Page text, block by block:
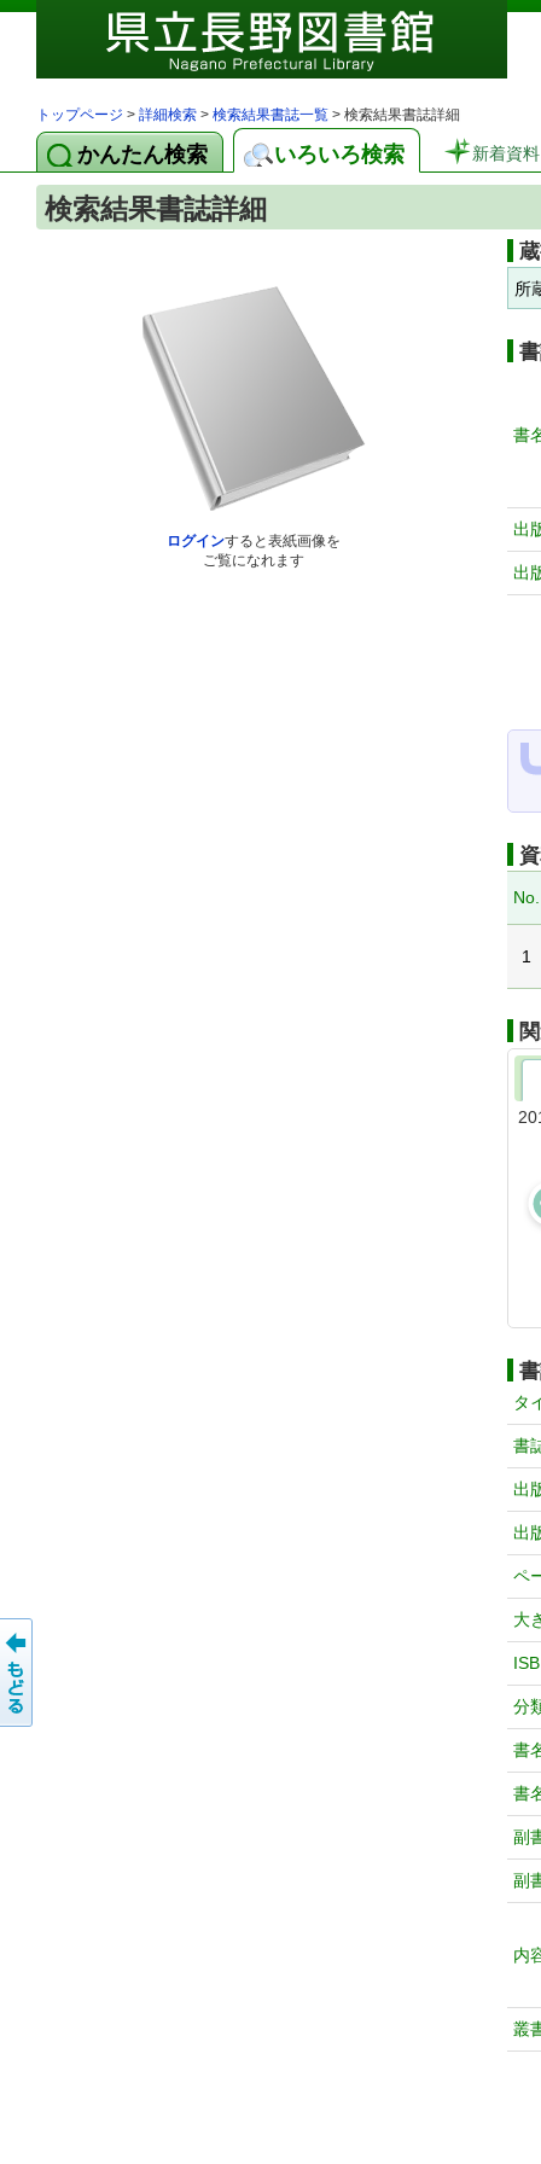
トップページ > 詳細検索 > 検索結果書誌一覧 > 検索結果書誌詳細
かんたん検索 いろいろ検索 新着資料
検索結果書誌詳細
ログインすると表紙画像を
ご覧になれます
所
書
出
出
No.
1
タ
書
出
出
ペ
大
分
書
書
副
副
内
叢